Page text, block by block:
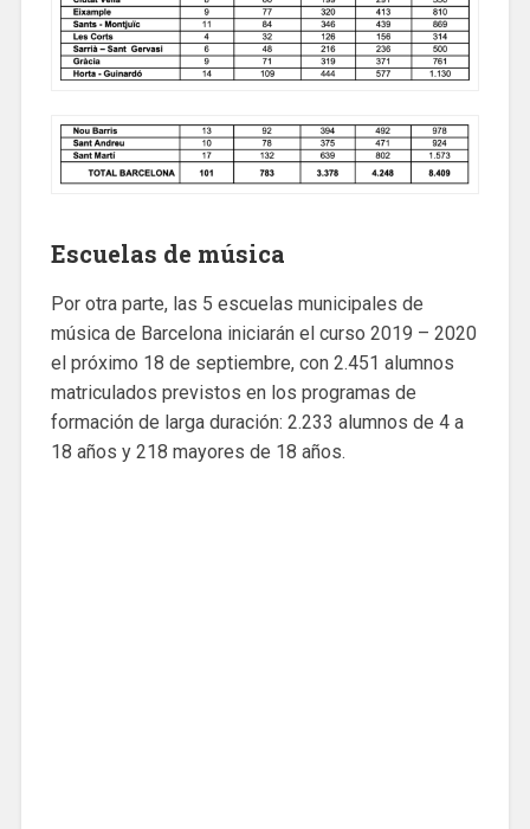
Escuelas de música
Por otra parte, las 5 escuelas municipales de
música de Barcelona iniciarán el curso 2019 – 2020
el próximo 18 de septiembre, con 2.451 alumnos
matriculados previstos en los programas de
formación de larga duración: 2.233 alumnos de 4 a
18 años y 218 mayores de 18 años.